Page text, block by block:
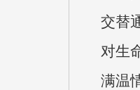
交替
对生
满温